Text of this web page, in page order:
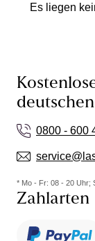
Es liegen
0800 - 600
* Mo - Fr: 08 - 20 Uhr;
Zahlarten